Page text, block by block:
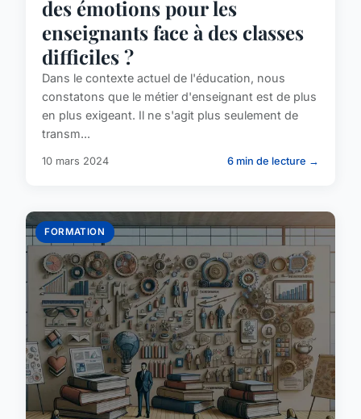
des émotions pour les
enseignants face à des classes
difficiles ?
Dans le contexte actuel de l'éducation, nous
constatons que le métier d'enseignant est de plus
en plus exigeant. Il ne s'agit plus seulement de
transm...
10 mars 2024 6 min de lecture →
FORMATION